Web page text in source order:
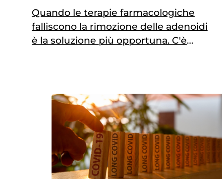
Quando le terapie farmacologiche
falliscono la rimozione delle adenoidi
è la soluzione più opportuna. C'è